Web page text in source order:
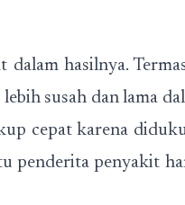
dalam hasilnya.
susah dan lama
cepat karena
penderita penyakit